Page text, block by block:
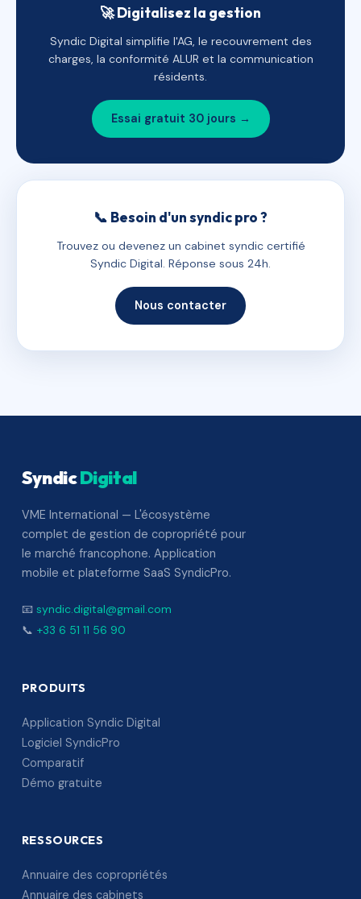
🚀 Digitalisez la gestion
Syndic Digital simplifie l'AG, le recouvrement des
charges, la conformité ALUR et la communication
résidents.
Essai gratuit 30 jours →
📞 Besoin d'un syndic pro ?
Trouvez ou devenez un cabinet syndic certifié
Syndic Digital. Réponse sous 24h.
Nous contacter
SyndicDigital
VME International — L'écosystème
complet de gestion de copropriété pour
le marché francophone. Application
mobile et plateforme SaaS SyndicPro.
📧 syndic.digital@gmail.com
📞 +33 6 51 11 56 90
PRODUITS
Application Syndic Digital
Logiciel SyndicPro
Comparatif
Démo gratuite
RESSOURCES
Annuaire des copropriétés
Annuaire des cabinets